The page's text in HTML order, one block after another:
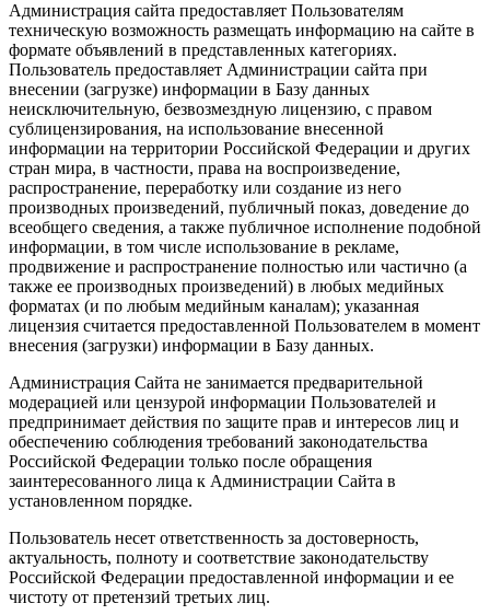
Администрация сайта предоставляет Пользователям
техническую возможность размещать информацию на сайте в
формате объявлений в представленных категориях.
Пользователь предоставляет Администрации сайта при
внесении (загрузке) информации в Базу данных
неисключительную, безвозмездную лицензию, с правом
сублицензирования, на использование внесенной
информации на территории Российской Федерации и других
стран мира, в частности, права на воспроизведение,
распространение, переработку или создание из него
производных произведений, публичный показ, доведение до
всеобщего сведения, а также публичное исполнение подобной
информации, в том числе использование в рекламе,
продвижение и распространение полностью или частично (а
также ее производных произведений) в любых медийных
форматах (и по любым медийным каналам); указанная
лицензия считается предоставленной Пользователем в момент
внесения (загрузки) информации в Базу данных.
Администрация Сайта не занимается предварительной
модерацией или цензурой информации Пользователей и
предпринимает действия по защите прав и интересов лиц и
обеспечению соблюдения требований законодательства
Российской Федерации только после обращения
заинтересованного лица к Администрации Сайта в
установленном порядке.
Пользователь несет ответственность за достоверность,
актуальность, полноту и соответствие законодательству
Российской Федерации предоставленной информации и ее
чистоту от претензий третьих лиц.